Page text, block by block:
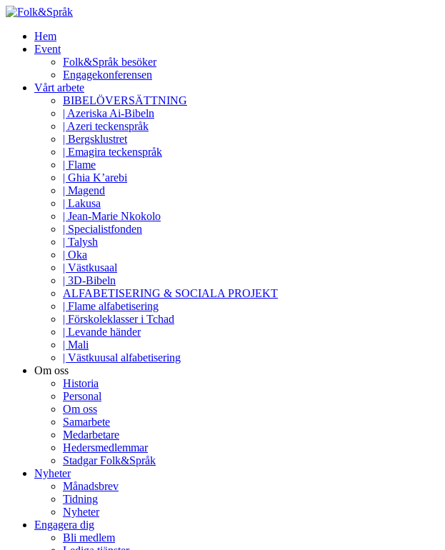
Hem
Event
Folk&Språk besöker
Engagekonferensen
Vårt arbete
BIBELÖVERSÄTTNING
| Azeriska Ai-Bibeln
| Azeri teckenspråk
| Bergsklustret
| Emagira teckenspråk
| Flame
| Ghia K’arebi
| Magend
| Lakusa
| Jean-Marie Nkokolo
| Specialistfonden
| Talysh
| Oka
| Västkusaal
| 3D-Bibeln
ALFABETISERING & SOCIALA PROJEKT
| Flame alfabetisering
| Förskoleklasser i Tchad
| Levande händer
| Mali
| Västkuusal alfabetisering
Om oss
Historia
Personal
Om oss
Samarbete
Medarbetare
Hedersmedlemmar
Stadgar Folk&Språk
Nyheter
Månadsbrev
Tidning
Nyheter
Engagera dig
Bli medlem